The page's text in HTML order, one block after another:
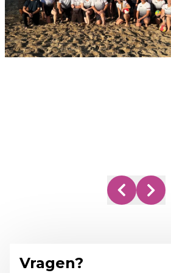
Vragen?